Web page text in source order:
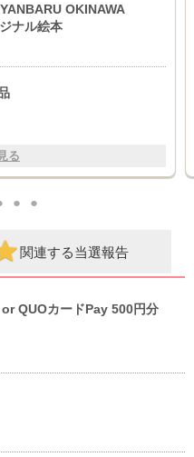
OKINAWA
ナル絵本
る
● ●
関連する当選報告
QUOカードPay 500円分